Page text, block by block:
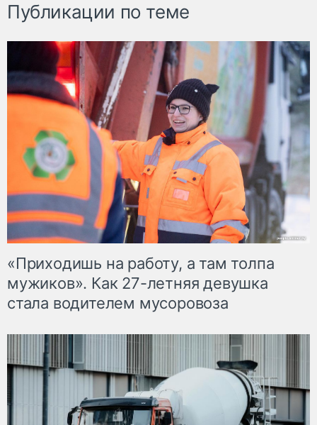
Публикации по теме
«Приходишь на работу, а там толпа
мужиков». Как 27-летняя девушка
стала водителем мусоровоза